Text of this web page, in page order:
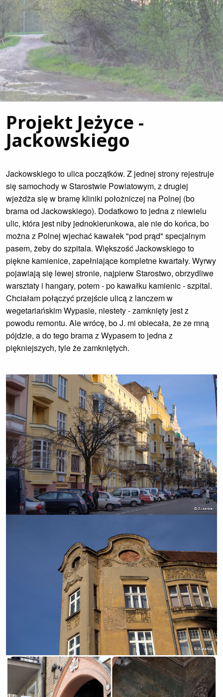
Projekt Jeżyce -
Jackowskiego
Jackowskiego to ulica początków. Z jednej strony rejestruje
się samochody w Starostwie Powiatowym, z drugiej
wjeżdża się w bramę kliniki położniczej na Polnej (bo
brama od Jackowskiego). Dodatkowo to jedna z niewielu
ulic, która jest niby jednokierunkowa, ale nie do końca, bo
można z Polnej wjechać kawałek "pod prąd" specjalnym
pasem, żeby do szpitala. Większość Jackowskiego to
piękne kamienice, zapełniające kompletne kwartały. Wyrwy
pojawiają się lewej stronie, najpierw Starostwo, obrzydliwe
warsztaty i hangary, potem - po kawałku kamienic - szpital.
Chciałam połączyć przejście ulicą z lanczem w
wegetariańskim Wypasie, niestety - zamknięty jest z
powodu remontu. Ale wrócę, bo J. mi obiecała, że ze mną
pójdzie, a do tego brama z Wypasem to jedna z
piękniejszych, tyle że zamkniętych.